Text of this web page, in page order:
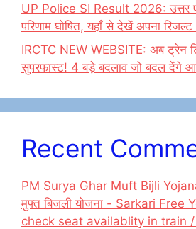
UP Police SI Result 2026: उत्तर
परिणाम घोषित, यहाँ से देखें अपना
IRCTC NEW WEBSITE: अब ट्रेन
सुपरफास्ट! 4 बड़े बदलाव जो बदल देंगे
Recent
PM Surya Ghar Muft Bijli Yojana
मुफ्त बिजली योजना - Sarkari Free
check seat availablity in train /